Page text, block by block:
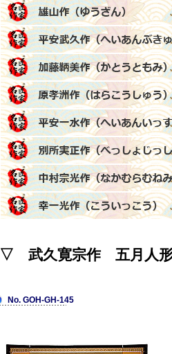
▽ 武久寛宗作 五月人
No. GOH-GH-145